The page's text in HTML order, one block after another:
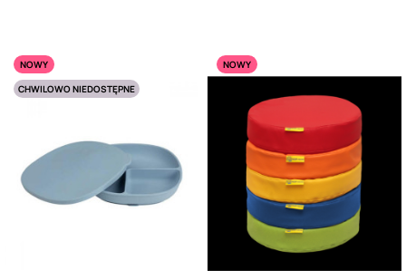
NOWY
CHWILOWO NIEDOSTĘPNE
NOWY